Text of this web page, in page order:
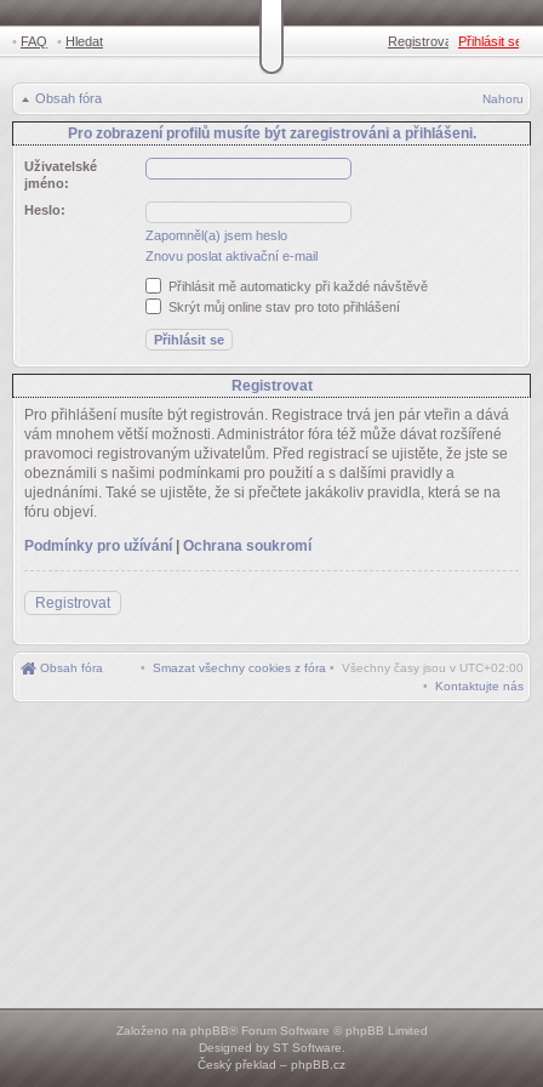
• FAQ • Hledat Registrovat •
Přihlásit se
Obsah fóra Nahoru
Pro zobrazení profilů musíte být zaregistrováni a přihlášeni.
Uživatelské
jméno:
Heslo:
Zapomněl(a) jsem heslo
Znovu poslat aktivační e-mail
Přihlásit mě automaticky při každé návštěvě
Skrýt můj online stav pro toto přihlášení
Registrovat
Pro přihlášení musíte být registrován. Registrace trvá jen pár vteřin a dává
vám mnohem větší možnosti. Administrátor fóra též může dávat rozšířené
pravomoci registrovaným uživatelům. Před registrací se ujistěte, že jste se
obeznámili s našimi podmínkami pro použití a s dalšími pravidly a
ujednáními. Také se ujistěte, že si přečtete jakákoliv pravidla, která se na
fóru objeví.
Podmínky pro užívání
Ochrana soukromí
Registrovat
Obsah fóra • Všechny časy jsou v UTC+02:00
• Smazat všechny cookies z fóra
• Kontaktujte nás
Založeno na phpBB® Forum Software © phpBB Limited
Designed by ST Software
Český překlad – phpBB.cz